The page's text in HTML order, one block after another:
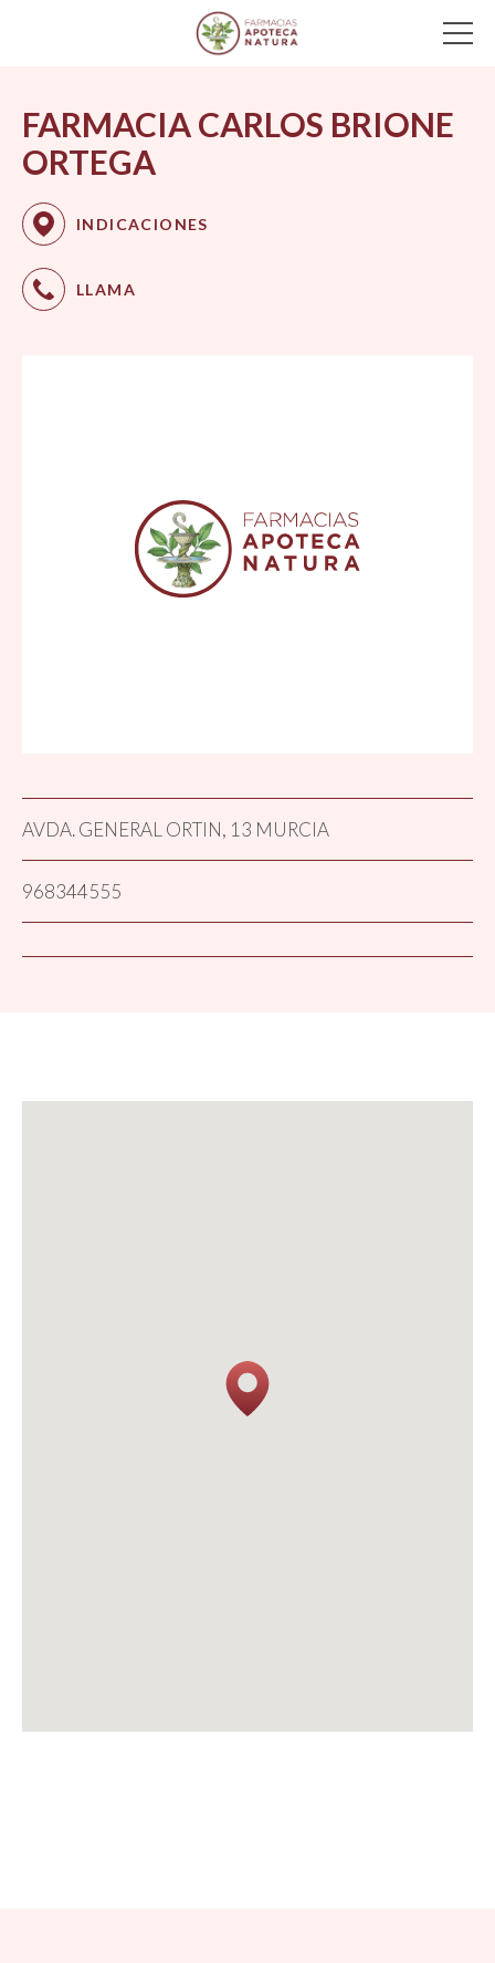
Main Navigation
AVDA. GENERAL ORTIN, 13 MURCIA
968344555
FARMACIA CARLOS BRIONE
ORTEGA
INDICACIONES
LLAMA